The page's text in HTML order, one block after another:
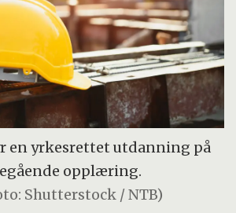
en yrkesrettet utdanning på
opplæring.
Shutterstock / NTB)